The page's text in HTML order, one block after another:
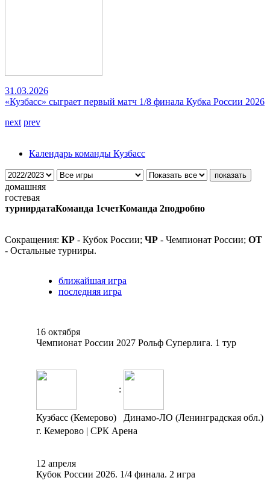
31.03.2026
«Кузбасс» сыграет первый матч 1/8 финала Кубка России 2026
next prev
Календарь команды Кузбасс
домашняя
гостевая
турнирдатаКоманда 1счетКоманда 2подробно
Сокращения: КР - Кубок России; ЧР - Чемпионат России; ОТ
- Остальные турниры.
ближайшая игра
последняя игра
16 октября
Чемпионат России 2027 Рольф Суперлига. 1 тур
:
Кузбасс (Кемерово)
Динамо-ЛО (Ленинградская обл.)
г. Кемерово | СРК Арена
12 апреля
Кубок России 2026. 1/4 финала. 2 игра